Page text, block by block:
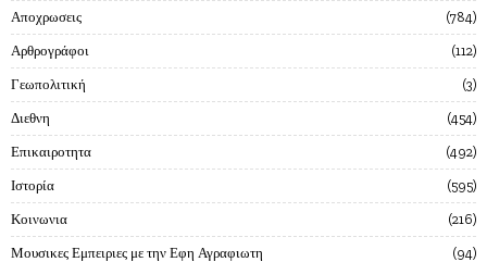
Αποχρωσεις 784
Αρθρογράφοι 112
Γεωπολιτική 3
Διεθνη 454
Επικαιροτητα 492
Ιστορία 595
Κοινωνια 216
Μουσικες Εμπειριες με την Εφη Αγραφιωτη 94